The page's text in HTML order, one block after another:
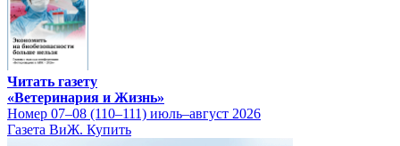
Читать газету
«Ветеринария и Жизнь»
Номер 07–08 (110–111) июль–август 2026
Газета ВиЖ. Купить